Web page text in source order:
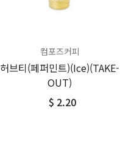
컴포즈커피
허브티(페퍼민트)(Ice)(TAKE-
OUT)
$ 2.20